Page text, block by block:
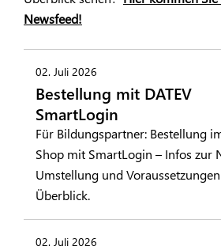
Newsfeed!
02. Juli 2026
Bestellung mit DATEV
SmartLogin
Für Bildungspartner: Bestellung
Shop mit SmartLogin – Infos zur
Umstellung und
Überblick.
02. Juli 2026